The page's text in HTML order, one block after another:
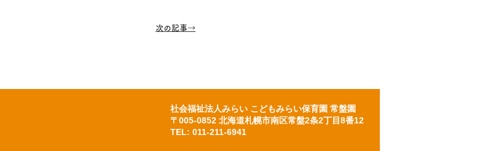
次の記事→
社会福祉法人みらい こどもみらい保育園 常盤園
〒005-0852 北海道札幌市南区常盤2条2丁目8番12
TEL: 011-211-6941